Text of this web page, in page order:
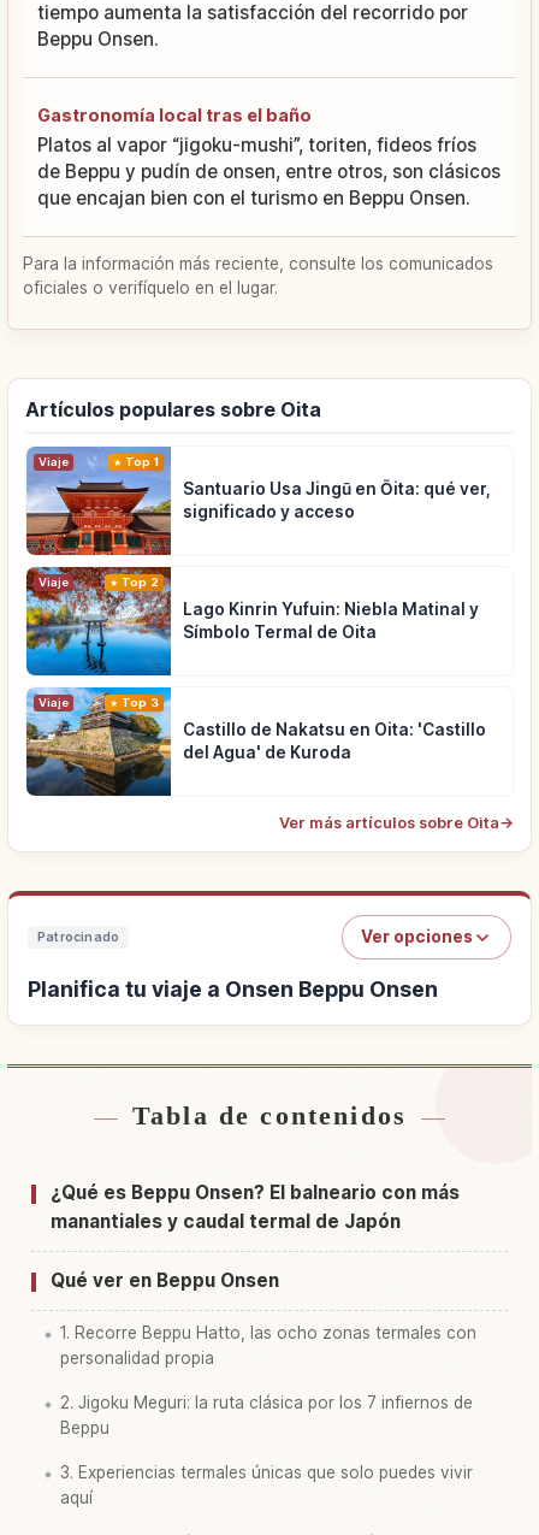
tiempo aumenta la satisfacción del recorrido por
Beppu Onsen.
Gastronomía local tras el baño
Platos al vapor “jigoku-mushi”, toriten, fideos fríos
de Beppu y pudín de onsen, entre otros, son clásicos
que encajan bien con el turismo en Beppu Onsen.
Para la información más reciente, consulte los comunicados
oficiales o verifíquelo en el lugar.
Artículos populares sobre Oita
Viaje Top 1
Santuario Usa Jingū en Ōita: qué ver,
significado y acceso
Viaje Top 2
Lago Kinrin Yufuin: Niebla Matinal y
Símbolo Termal de Oita
Viaje Top 3
Castillo de Nakatsu en Oita: 'Castillo
del Agua' de Kuroda
Ver más artículos sobre Oita→
Patrocinado Ver opciones
Planifica tu viaje a Onsen Beppu Onsen
Buscar alojamiento cerca de Onsen Beppu
Buscar experiencias en Onsen Beppu Onsen
Tabla de contenidos
¿Qué es Beppu Onsen? El balneario con más
manantiales y caudal termal de Japón
Qué ver en Beppu Onsen
1. Recorre Beppu Hatto, las ocho zonas termales con
personalidad propia
2. Jigoku Meguri: la ruta clásica por los 7 infiernos de
Beppu
3. Experiencias termales únicas que solo puedes vivir
aquí